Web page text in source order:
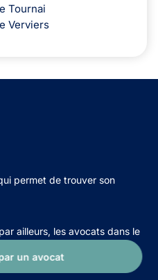
un avocat
Tournai
Verviers
permet de trouver son
ailleurs, les avocats dans le
la gestion de leur présence